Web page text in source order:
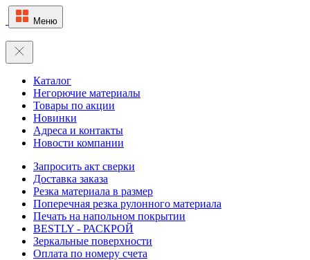
Меню
Каталог
Негорючие материалы
Товары по акции
Новинки
Адреса и контакты
Новости компании
Запросить акт сверки
Доставка заказа
Резка материала в размер
Поперечная резка рулонного материала
Печать на напольном покрытии
BESTLY - РАСКРОЙ
Зеркальные поверхности
Оплата по номеру счета